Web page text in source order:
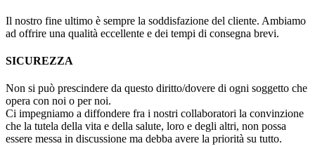
Il nostro fine ultimo è sempre la soddisfazione del cliente. Ambiamo
ad offrire una qualità eccellente e dei tempi di consegna brevi.
SICUREZZA
Non si può prescindere da questo diritto/dovere di ogni soggetto che
opera con noi o per noi.
Ci impegniamo a diffondere fra i nostri collaboratori la convinzione
che la tutela della vita e della salute, loro e degli altri, non possa
essere messa in discussione ma debba avere la priorità su tutto.